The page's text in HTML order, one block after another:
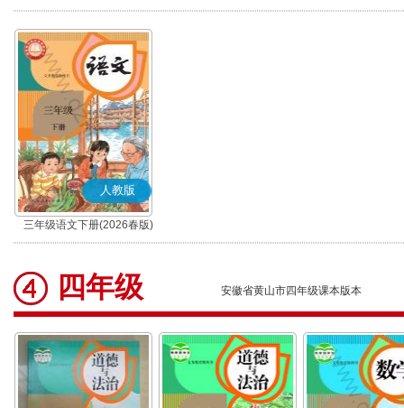
秋版)(部编版)
人教版
三年级语文下册(2026春版)
(部编版)
四年级 安徽省黄山市四年级课本版本